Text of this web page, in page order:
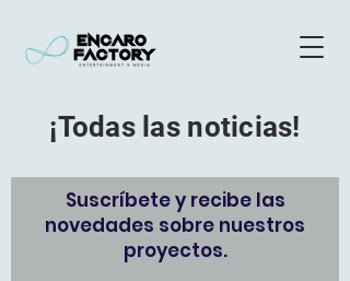
¡Todas las noticias!
Suscríbete y recibe las
novedades sobre nuestros
proyectos.